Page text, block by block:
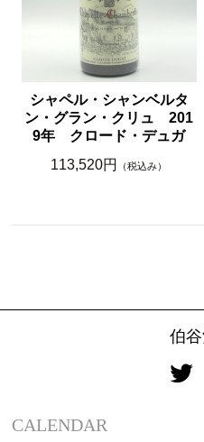
シャペル・シャンベルタ
ン・グラン・クリュ 201
9年 クロード・デュガ
113,520円
（税込み）
伯
CALENDAR